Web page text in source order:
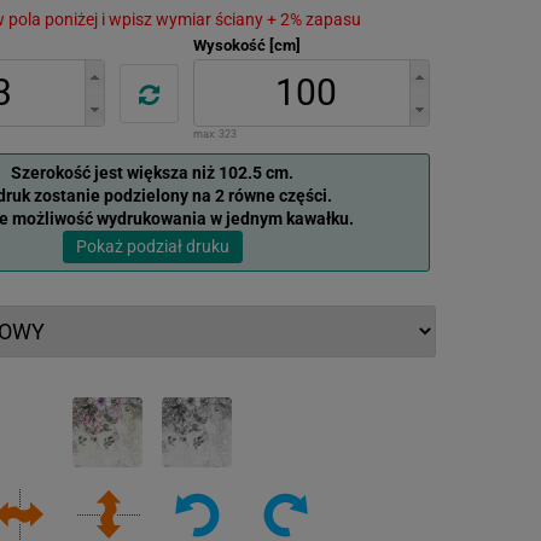
pola poniżej i wpisz wymiar ściany + 2% zapasu
Wysokość [cm]
max: 323
Szerokość jest większa niż 102.5 cm.
zostanie podzielony na 2 równe części.
możliwość wydrukowania w jednym kawałku.
Pokaż podział druku